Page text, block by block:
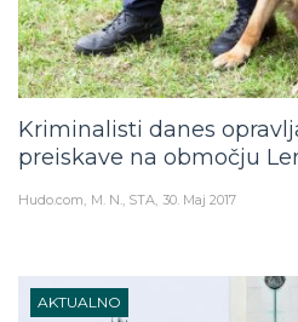
Kriminalisti danes
preiskave na območju
Hudo.com M. N., STA 30. Maj 2017
AKTUALNO